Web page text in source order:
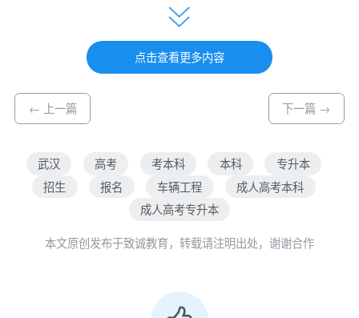
算》、《城市轨道交通规划与设计》、《轨道交
通信号原理》、《地铁车辆结构》、《轨道交通
运营管理》、《城市轨道交通客运组织》、《城
市轨道交通安全管理》、《运输市场营销》、
《城市轨道交通票务管理》、《城市交通规
划》、《项目投资与评估》、《交通运输组织
学》《交通运输设备》、《交通运输技术管
理》、《交通运输企业管理》、《交通港站与枢
纽》、《交通运输法规
成人高考专升本车辆工程专业好考吗
点击查看更多内容
← 上一篇 下一篇 →
武汉 高考 考本科 本科
专升本
招生
报名 车辆工程
成人高考本科
成人高考专升本
本文原创发布于致诚教育，转载请注明出处，谢谢合作